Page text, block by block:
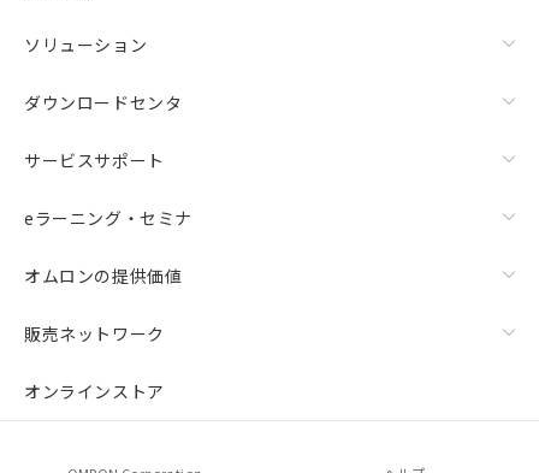
ソリューション
ダウンロードセンタ
サービスサポート
eラーニング・セミナ
オムロンの提供価値
販売ネットワーク
オンラインストア